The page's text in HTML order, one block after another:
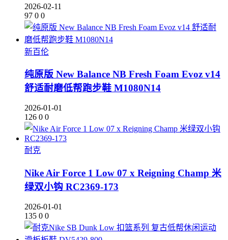
2026-02-11
97 0 0
新百伦
纯原版 New Balance NB Fresh Foam Evoz v14
舒适耐磨低帮跑步鞋 M1080N14
2026-01-01
126 0 0
耐克
Nike Air Force 1 Low 07 x Reigning Champ 米
绿双小钩 RC2369-173
2026-01-01
135 0 0